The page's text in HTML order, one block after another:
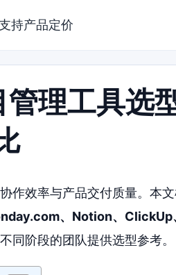
持产品定价
理工具选
作效率与产品交付质量。本
、Notion、ClickUp
同阶段的团队提供选型参考。